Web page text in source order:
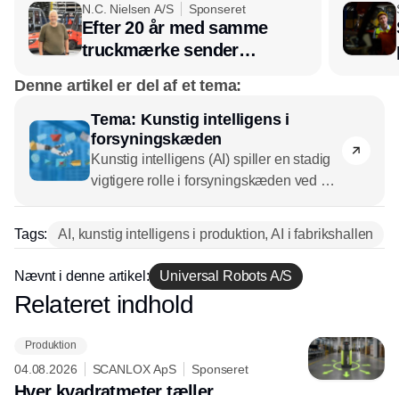
N.C. Nielsen A/S Sponseret
Efter 20 år med samme
truckmærke sender
hos INOX
Denne artikel er del af et tema:
Tema: Kunstig intelligens i
forsyningskæden
Kunstig intelligens (AI) spiller en stadig
vigtigere rolle i forsyningskæden ved at
tværs af hele værdikæden. Der er ifølge
eksperter store muligheder for at styrke
supply chain planning, ansvarlighed,
resiliens samt den regenerative
Tags: AI, kunstig intelligens i produktion, AI i fabrikshallen
Nævnt i denne artikel: Universal Robots A/S
Annonce
Relateret indhold
Produktion
04.08.2026 SCANLOX ApS Sponseret
Hver kvadratmeter tæller